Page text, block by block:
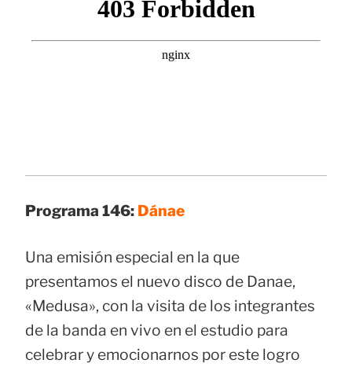
Programa 146: Dánae
Una emisión especial en la que
presentamos el nuevo disco de Danae,
«Medusa», con la visita de los integrantes
de la banda en vivo en el estudio para
celebrar y emocionarnos por este logro